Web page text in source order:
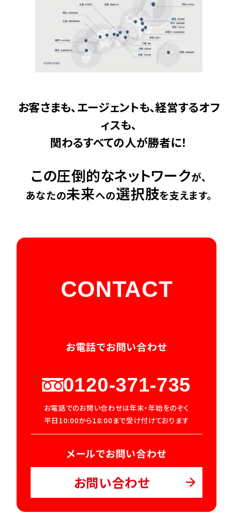
お客さまも、エージェントも、経営するオフ
ィスも、
関わるすべての人が勝者に！
この圧倒的なネットワークが、
あなたの未来への選択肢を支えます。
CONTACT
お電話でお問い合わせ
0120-371-735
お電話でのお問い合わせは年末・年始をのぞく
平日10:00から18:00まで受け付けております
メールでお問い合わせ
お問い合わせ